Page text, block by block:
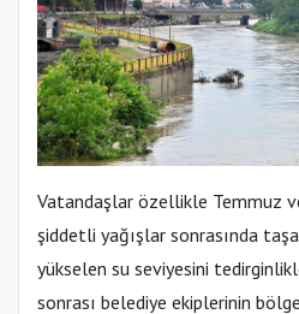
Vatandaşlar özellikle Temmuz
şiddetli yağışlar sonrasında
yükselen su seviyesini
sonrası belediye ekiplerinin